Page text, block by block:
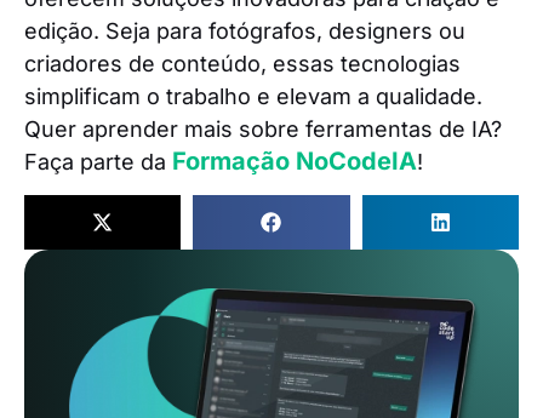
edição. Seja para fotógrafos, designers ou
criadores de conteúdo, essas tecnologias
simplificam o trabalho e elevam a qualidade.
Quer aprender mais sobre ferramentas de IA?
Faça parte da Formação NoCodeIA!